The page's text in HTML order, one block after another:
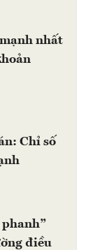
nhất
Chỉ số
điều